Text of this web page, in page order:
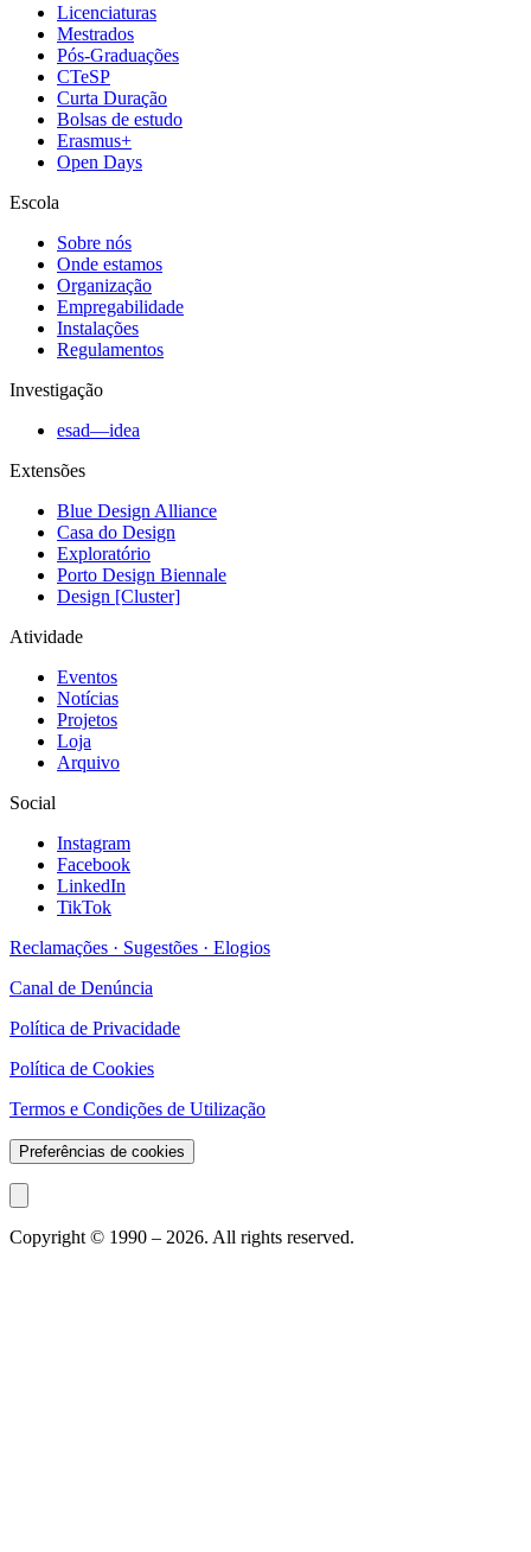
Licenciaturas
Mestrados
Pós-Graduações
CTeSP
Curta Duração
Bolsas de estudo
Erasmus+
Open Days
Escola
Sobre nós
Onde estamos
Organização
Empregabilidade
Instalações
Regulamentos
Investigação
esad—idea
Extensões
Blue Design Alliance
Casa do Design
Exploratório
Porto Design Biennale
Design [Cluster]
Atividade
Eventos
Notícias
Projetos
Loja
Arquivo
Social
Instagram
Facebook
LinkedIn
TikTok
Reclamações · Sugestões · Elogios
Canal de Denúncia
Política de Privacidade
Política de Cookies
Termos e Condições de Utilização
Preferências de cookies
Copyright © 1990 – 2026. All rights reserved.